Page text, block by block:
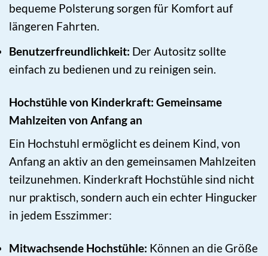
bequeme Polsterung sorgen für Komfort auf
längeren Fahrten.
Benutzerfreundlichkeit: Der Autositz sollte
einfach zu bedienen und zu reinigen sein.
Hochstühle von Kinderkraft: Gemeinsame
Mahlzeiten von Anfang an
Ein Hochstuhl ermöglicht es deinem Kind, von
Anfang an aktiv an den gemeinsamen Mahlzeiten
teilzunehmen. Kinderkraft Hochstühle sind nicht
nur praktisch, sondern auch ein echter Hingucker
in jedem Esszimmer:
Mitwachsende Hochstühle: Können an die Größe